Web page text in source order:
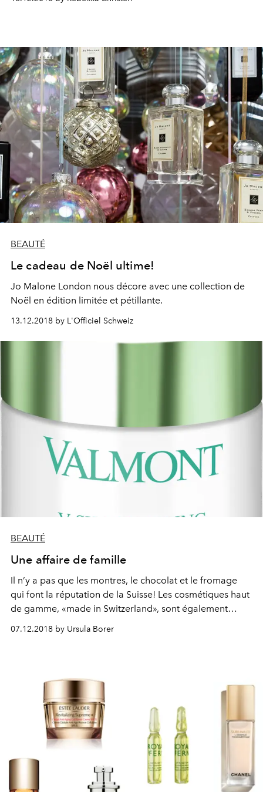
und was seit der Eröffnung der ersten The Nail Bar vor
Stumpe.
BEAUTÉ
Le cadeau de Noël ultime!
Jo Malone London nous décore avec une collection de
Noël en édition limitée et pétillante.
13.12.2018 by L'Officiel Schweiz
BEAUTÉ
Une affaire de famille
Il n’y a pas que les montres, le chocolat et le fromage
qui font la réputation de la Suisse! Les cosmétiques haut
de gamme, «made in Switzerland», sont également
réputés internationalement. Valmont fait partie des
marques qui comptent. Petit tour dans cette maison
07.12.2018 by Ursula Borer